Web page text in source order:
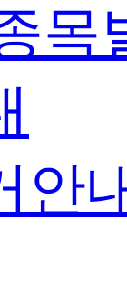
목
안